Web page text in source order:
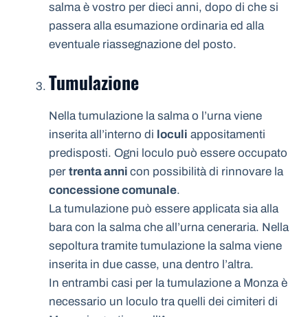
salma è vostro per dieci anni, dopo di che si
passera alla esumazione ordinaria ed alla
eventuale riassegnazione del posto.
Tumulazione
Nella tumulazione la salma o l’urna viene
inserita all’interno di loculi appositamenti
predisposti. Ogni loculo può essere occupato
per trenta anni con possibilità di rinnovare la
concessione comunale.
La tumulazione può essere applicata sia alla
bara con la salma che all’urna ceneraria. Nella
sepoltura tramite tumulazione la salma viene
inserita in due casse, una dentro l’altra.
In entrambi casi per la tumulazione a Monza è
necessario un loculo tra quelli dei cimiteri di